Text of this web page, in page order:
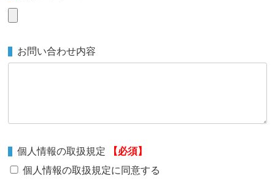
お問い合わせ内容
個人情報の取扱規定
【必須】
個人情報の取扱規定に同意する